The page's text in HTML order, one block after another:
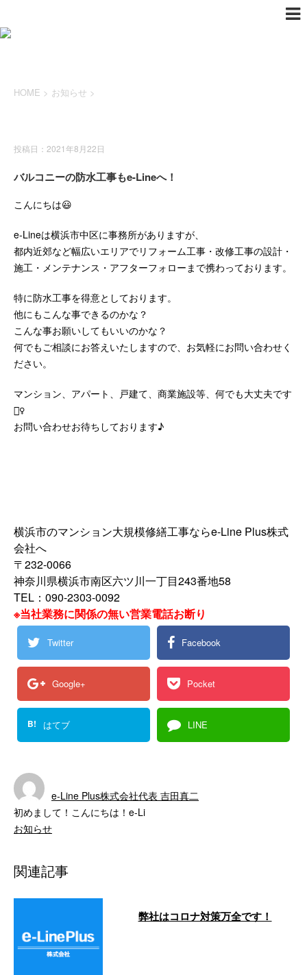
HOME > お知らせ >
投稿日：2021年8月22日
バルコニーの防水工事もe-Lineへ！
こんにちは😃
e-Lineは横浜市中区に事務所がありますが、
都内近郊など幅広いエリアでリフォーム工事・改修工事の設計・
施工・メンテナンス・アフターフォローまで携わっております。
特に防水工事を得意としております。
他にもこんな事できるのかな？
こんな事お願いしてもいいのかな？
何でもご相談にお答えいたしますので、お気軽にお問い合わせく
ださい。
マンション、アパート、戸建て、商業施設等、何でも大丈夫です
🙆‍♀️
お問い合わせお待ちしております♪
横浜市のマンション大規模修繕工事ならe-Line Plus株式
会社へ
〒232-0066
神奈川県横浜市南区六ツ川一丁目243番地58
TEL：090-2303-0092
※当社業務に関係の無い営業電話お断り
Twitter Facebook
Google+ Pocket
B! はてブ LINE
e-Line Plus株式会社代表 吉田真二
初めまして！こんにちは！e-Li
お知らせ
関連記事
弊社はコロナ対策万全です！